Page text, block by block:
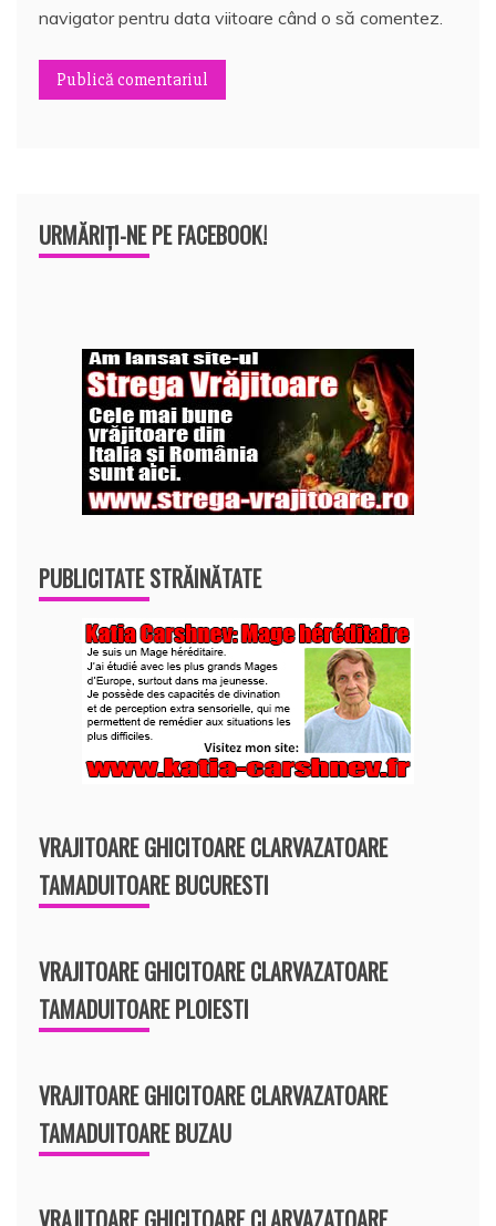
navigator pentru data viitoare când o să comentez.
URMĂRIȚI-NE PE FACEBOOK!
PUBLICITATE STRĂINĂTATE
VRAJITOARE GHICITOARE CLARVAZATOARE
TAMADUITOARE BUCURESTI
VRAJITOARE GHICITOARE CLARVAZATOARE
TAMADUITOARE PLOIESTI
VRAJITOARE GHICITOARE CLARVAZATOARE
TAMADUITOARE BUZAU
VRAJITOARE GHICITOARE CLARVAZATOARE